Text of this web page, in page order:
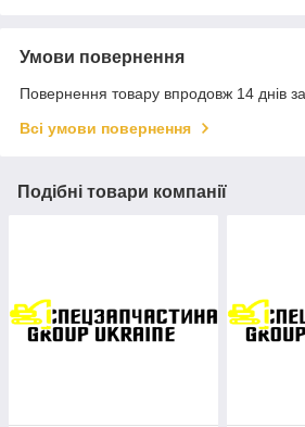
Умови повернення
Повернення товару впродовж 14 днів
Всі умови повернення
Подібні товари компанії